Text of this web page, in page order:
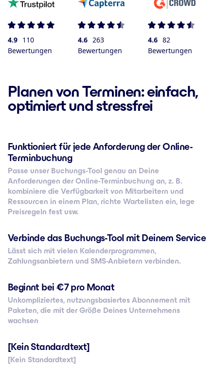
4.9 110
Bewertungen
4.6 263
Bewertungen
4.6 82
Bewertungen
Planen von Terminen: einfach,
optimiert und stressfrei
Funktioniert für jede Anforderung der Online-
Terminbuchung
Passe unser Buchungs-Tool genau an Deine
Anforderungen der Online-Terminbuchung an, z. B.
kombiniere die Verfügbarkeit von Mitarbeitern und
Ressourcen in einem Plan, richte Wartelisten ein, lege
Preisregeln fest usw.
Verbinde das Buchungs-Tool mit Deinem Service
Lässt sich mit vielen Kalenderprogrammen,
Zahlungsanbietern und SMS-Anbietern verbinden.
Beginnt bei € 7 pro Monat
Unkompliziertes, nutzungsbasiertes Abonnement mit
Paketen, die mit der Größe Deines Unternehmens
wachsen
[Kein Standardtext]
[Kein Standardtext]